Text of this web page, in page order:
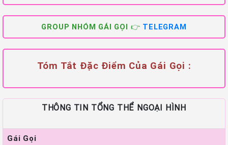
GROUP NHÓM GÁI GỌI 👉 TELEGRAM
Tóm Tắt Đặc Điểm Của Gái Gọi :
THÔNG TIN TỔNG THỂ NGOẠI HÌNH
Gái Gọi